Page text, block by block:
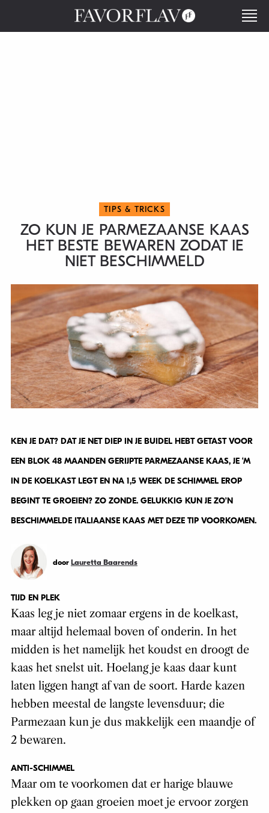
TIPS & TRICKS
ZO KUN JE PARMEZAANSE KAAS
HET BESTE BEWAREN ZODAT IE
NIET BESCHIMMELD
KEN JE DAT? DAT JE NET DIEP IN JE BUIDEL HEBT GETAST VOOR
EEN BLOK 48 MAANDEN GERIJPTE PARMEZAANSE KAAS, JE ‘M
IN DE KOELKAST LEGT EN NA 1,5 WEEK DE SCHIMMEL EROP
BEGINT TE GROEIEN? ZO ZONDE. GELUKKIG KUN JE ZO’N
BESCHIMMELDE ITALIAANSE KAAS MET DEZE TIP VOORKOMEN.
door Lauretta Baarends
TIJD EN PLEK
Kaas leg je niet zomaar ergens in de koelkast,
maar altijd helemaal boven of onderin. In het
midden is het namelijk het koudst en droogt de
kaas het snelst uit. Hoelang je kaas daar kunt
laten liggen hangt af van de soort. Harde kazen
hebben meestal de langste levensduur; die
Parmezaan kun je dus makkelijk een maandje of
2 bewaren.
ANTI-SCHIMMEL
Maar om te voorkomen dat er harige blauwe
plekken op gaan groeien moet je ervoor zorgen